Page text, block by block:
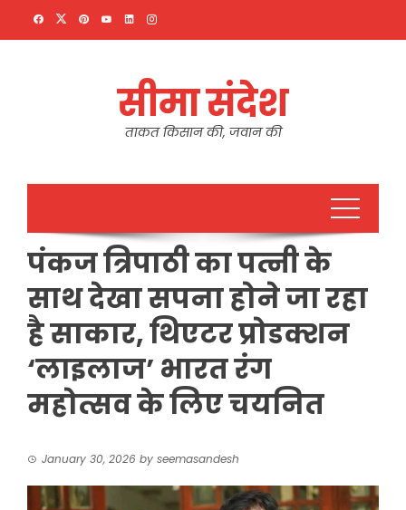
सीमा संदेश
ताकत किसान की, जवान की
पंकज त्रिपाठी का पत्नी के
साथ देखा सपना होने जा रहा
है साकार, थिएटर प्रोडक्शन
‘लाइलाज’ भारत रंग
महोत्सव के लिए चयनित
January 30, 2026 by seemasandesh